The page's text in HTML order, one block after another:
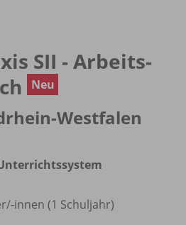
SII - Arbeits-
Neu
Westfalen
-innen (1 Schuljahr)